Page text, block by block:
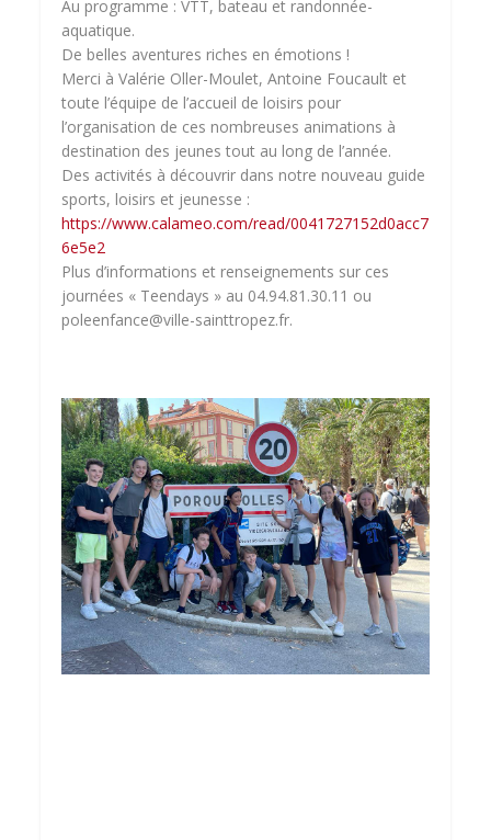
Au programme : VTT, bateau et randonnée-
aquatique.
De belles aventures riches en émotions !
Merci à Valérie Oller-Moulet, Antoine Foucault et
toute l’équipe de l’accueil de loisirs pour
l’organisation de ces nombreuses animations à
destination des jeunes tout au long de l’année.
Des activités à découvrir dans notre nouveau guide
sports, loisirs et jeunesse :
https://www.calameo.com/read/0041727152d0acc7
6e5e2
Plus d’informations et renseignements sur ces
journées « Teendays » au 04.94.81.30.11 ou
poleenfance@ville-sainttropez.fr.